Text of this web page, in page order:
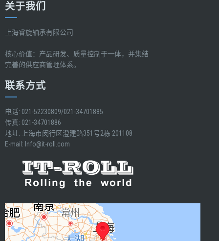
关于我们
上海睿旋轴承有限公司
核心价值：产品研发、质量控制于一体，并集结
完善的供应商管理体系。
联系方式
电话: 021-52230809/021-34701885
传真: 021-34701886
地址: 上海市闵行区澄建路351号2栋 201108
E-mail: Info@it-roll.com